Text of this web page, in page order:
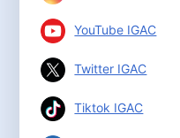
YouTube IGAC
Twitter IGAC
Tiktok IGAC